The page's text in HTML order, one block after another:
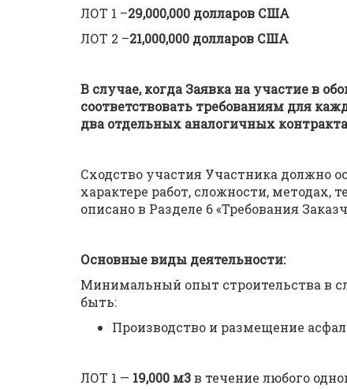
ЛОТ 1 –29,000,000 долларов США
ЛОТ 2 –21,000,000 долларов США
В случае, когда Заявка на участие в
соответствовать требованиям для
два отдельных аналогичных
Сходство участия Участника должно
характере работ, сложности, методах,
описано в Разделе 6 «Требования
Основные виды деятельности:
Минимальный опыт строительства в
быть:
Производство и размещение
ЛОТ 1 — 19,000 м3в течение любого